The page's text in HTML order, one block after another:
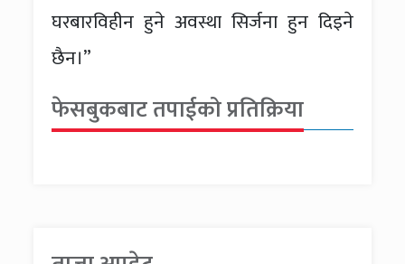
घरबारविहीन हुने अवस्था सिर्जना हुन दिइने
छैन।”
फेसबुकबाट तपाईको प्रतिक्रिया